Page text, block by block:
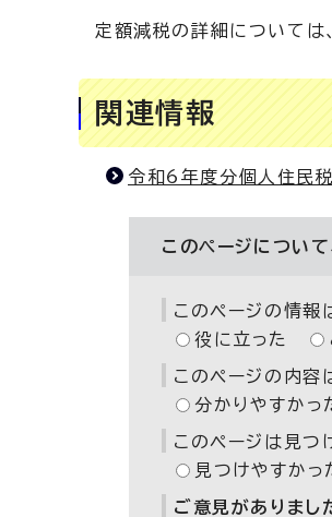
定額減税の詳細については
関連情報
令和6年度分個人住民
このページについて
このページの情報
役に立った
このページの内容
分かりやすかっ
このページは見つ
見つけやすかっ
ご意見がありまし